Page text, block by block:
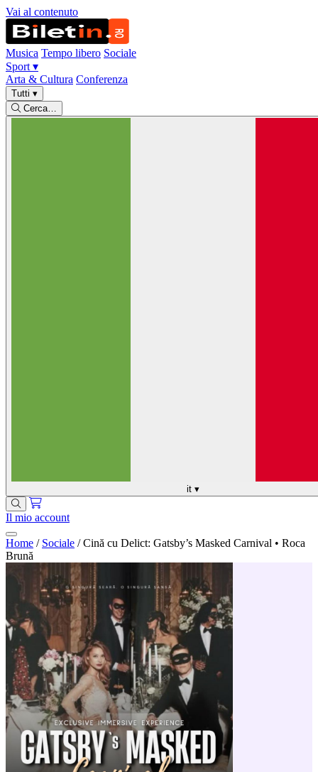
Vai al contenuto
Musica Tempo libero Sociale
Sport ▾
Arta & Cultura Conferenza
Tutti ▾
Cerca…
it ▾
Il mio account
Home / Sociale / Cină cu Delict: Gatsby’s Masked Carnival • Roca
Brună